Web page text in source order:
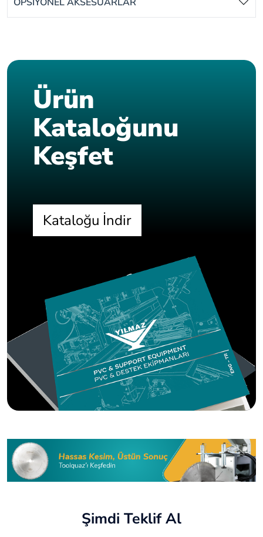
Ürün
Kataloğunu
Keşfet
Kataloğu İndir
Şimdi Teklif Al